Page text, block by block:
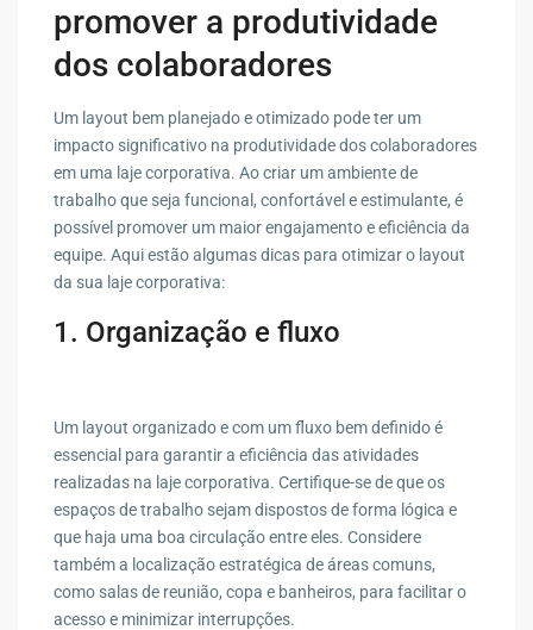
promover a produtividade
dos colaboradores
Um layout bem planejado e otimizado pode ter um
impacto significativo na produtividade dos colaboradores
em uma laje corporativa. Ao criar um ambiente de
trabalho que seja funcional, confortável e estimulante, é
possível promover um maior engajamento e eficiência da
equipe. Aqui estão algumas dicas para otimizar o layout
da sua laje corporativa:
1. Organização e fluxo
Um layout organizado e com um fluxo bem definido é
essencial para garantir a eficiência das atividades
realizadas na laje corporativa. Certifique-se de que os
espaços de trabalho sejam dispostos de forma lógica e
que haja uma boa circulação entre eles. Considere
também a localização estratégica de áreas comuns,
como salas de reunião, copa e banheiros, para facilitar o
acesso e minimizar interrupções.